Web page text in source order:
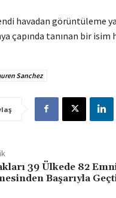
havadan görüntüleme
çapında tanınan bir isim
Sanchez
39 Ülkede 82
Başarıyla